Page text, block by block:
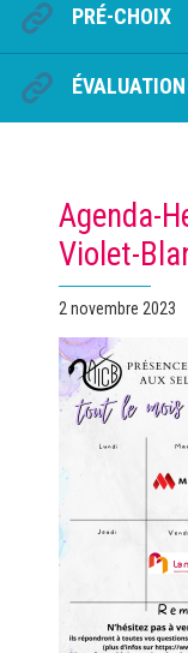
PRÉ-CHOIX
Agenda-
Violet-
Publié
2 novembre 2023